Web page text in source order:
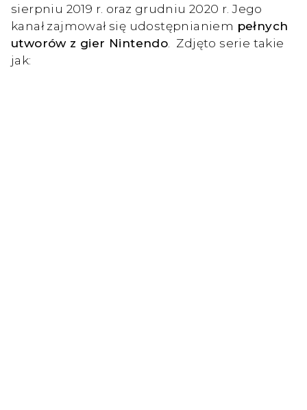
sierpniu 2019 r. oraz grudniu 2020 r. Jego
kanał zajmował się udostępnianiem pełnych
utworów z gier Nintendo . Zdjęto serie takie
jak: